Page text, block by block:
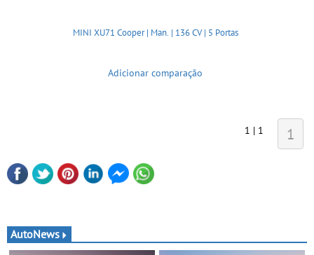
MINI XU71 Cooper | Man. | 136 CV | 5 Portas
Adicionar comparação
1 | 1 1
AutoNews